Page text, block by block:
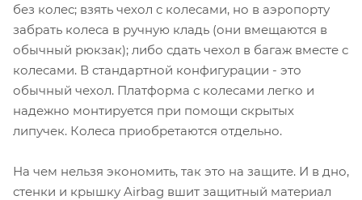
без колес; взять чехол с колесами, но в аэропорту
забрать колеса в ручную кладь (они вмещаются в
обычный рюкзак); либо сдать чехол в багаж вместе с
колесами. В стандартной конфигурации - это
обычный чехол. Платформа с колесами легко и
надежно монтируется при помощи скрытых
липучек. Колеса приобретаются отдельно.
На чем нельзя экономить, так это на защите. И в дно,
стенки и крышку Airbag вшит защитный материал